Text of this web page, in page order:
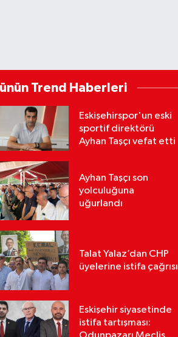
Trend Haberleri
Eskişehirspor'un eski
sportif direktörü
Ayhan Taşçı vefat etti
Ayhan Taşçı son
yolculuğuna
uğurlandı
Talat Yalaz’dan CHP
üyelerine istifa çağrısı
Eskişehir siyasetinde
istifa tartışması: